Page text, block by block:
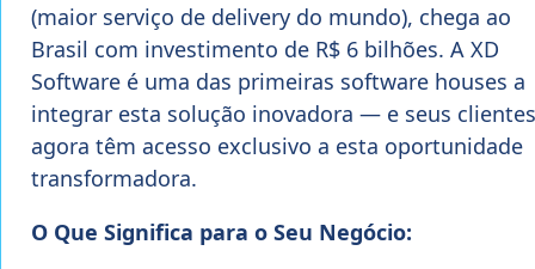
(maior serviço de delivery do mundo), chega ao
Brasil com investimento de R$ 6 bilhões. A XD
Software é uma das primeiras software houses a
integrar esta solução inovadora — e seus clientes
agora têm acesso exclusivo a esta oportunidade
transformadora.
O Que Significa para o Seu Negócio: